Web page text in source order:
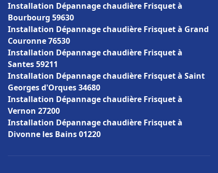
Installation Dépannage chaudière Frisquet à
Bourbourg 59630
Installation Dépannage chaudière Frisquet à Grand
Couronne 76530
Installation Dépannage chaudière Frisquet à
Santes 59211
Installation Dépannage chaudière Frisquet à Saint
Georges d'Orques 34680
Installation Dépannage chaudière Frisquet à
Vernon 27200
Installation Dépannage chaudière Frisquet à
Divonne les Bains 01220